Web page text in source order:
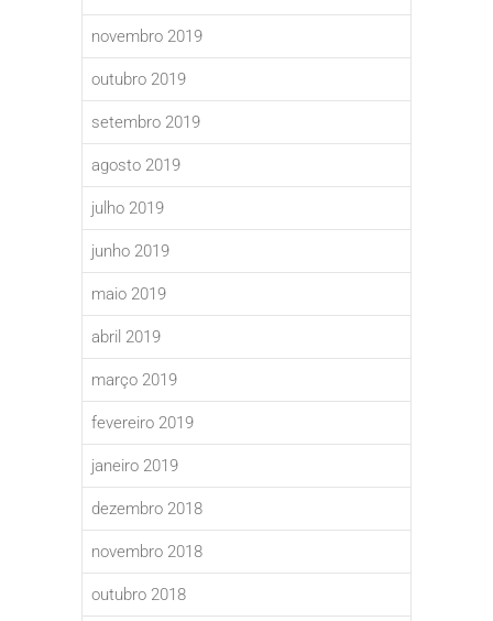
novembro 2019
outubro 2019
setembro 2019
agosto 2019
julho 2019
junho 2019
maio 2019
abril 2019
março 2019
fevereiro 2019
janeiro 2019
dezembro 2018
novembro 2018
outubro 2018